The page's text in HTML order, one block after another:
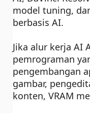
model tuning,
berbasis AI.
Jika alur kerja AI
pemrograman
pengembangan
gambar,
konten, VRAM